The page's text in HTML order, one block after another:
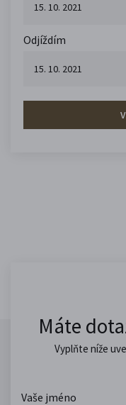
Odjíždím
Máte
Vyplňte níže
Vaše jméno